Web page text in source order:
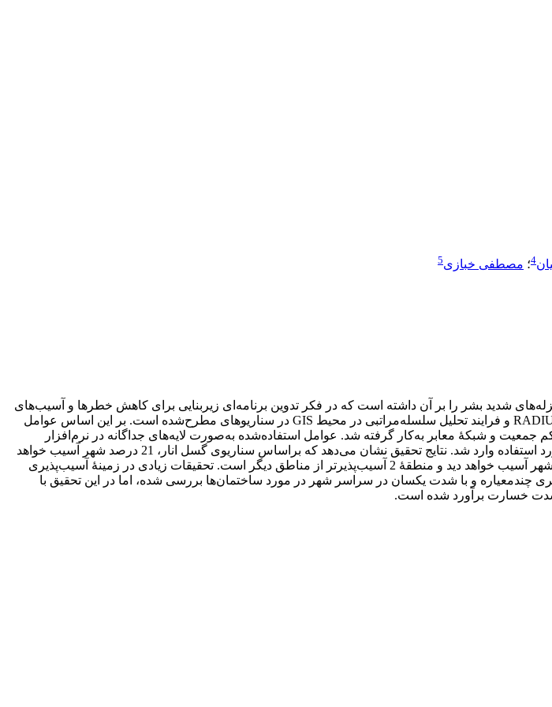
4؛ مصطفی خبازی5
شدید بشر را بر آن داشته است که در فکر تدوین برنامه‌ای زیربنایی برای کاهش خطرها و آسیب‌های
ناشی از آن باشد. هدف این تحقیق، بررسی خسارات ناشی از زلزله در شهر یزد با استفاده از مدل RADIUS و فرایند تحلیل سلسله‌مراتبی در محیط GIS در سناریوهای مطرح‌شده است. بر این اساس عوامل
و شبکۀ معابر به‌کار گرفته شد. عوامل استفاده‌شده به‌صورت لایه‌های جداگانه در نرم‌افزار
ArcGIS10 بررسی شد و اطلاعات لازم برای مدل‌ها استخراج و برای دستیابی به نتایج به مدل‌های مورد استفاده وارد شد. نتایج تحقیق نشان می‌دهد که براساس سناریوی گسل انار، 21 درصد شهر آسیب خواهد
دید و منطقۀ 2 آسیب‌پذیرتر از بقیۀ مناطق است؛ براساس سناریوی گسل مهریز- تفت نیز 38 درصد شهر آسیب خواهد دید و منطقۀ 2 آسیب‌پذیرتر از مناطق دیگر است. تحقیقات زیادی در زمینۀ آسیب‌پذیری
چندمعیاره و با شدت یکسان در سراسر شهر در مورد ساختمان‌ها بررسی شده، اما در این تحقیق با